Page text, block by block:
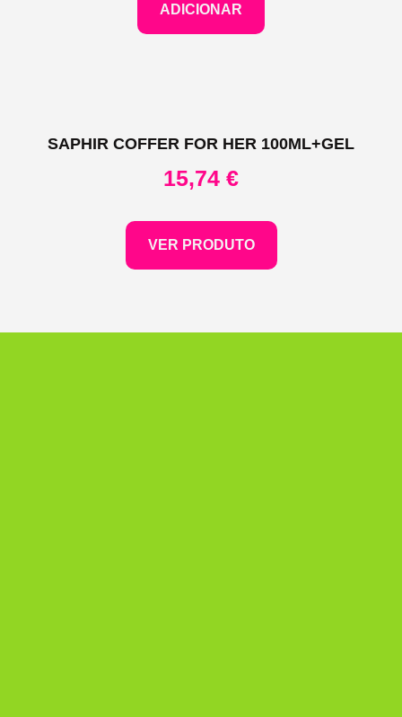
ADICIONAR
SAPHIR COFFER FOR HER 100ML+GEL
15,74 €
VER PRODUTO